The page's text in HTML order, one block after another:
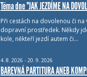
Téma dne "JAK JEZDÍME NA
Při cestách na dovolenou či
dopravní prostředek. Někdy
kole, někteří jezdí autem či…
4. 8. 2026 - 20. 9. 2026
BAREVNÁ PARTITURA ANEB